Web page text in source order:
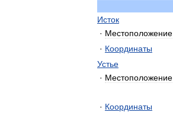
Исток
· Местоположение
· Координаты
Устье
· Местоположение
· Координаты